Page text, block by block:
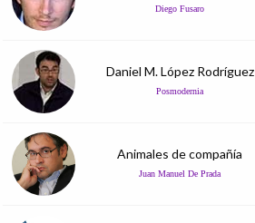
Diego Fusaro
Daniel M. López Rodríguez
Posmodernia
Animales de compañía
Juan Manuel De Prada